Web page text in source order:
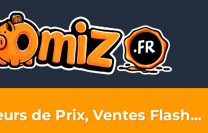
de Prix, Ventes Flash...